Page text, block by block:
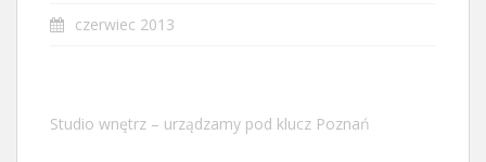
czerwiec 2013
Studio wnętrz – urządzamy pod klucz Poznań